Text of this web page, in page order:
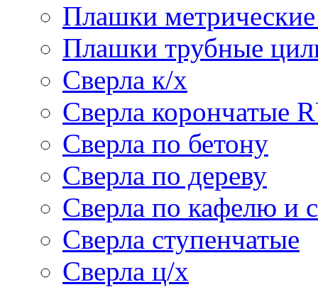
Плашки
Плашки трубные
Сверла к/х
Сверла корончатые
Сверла по бетону
Сверла по дереву
Сверла по кафелю и
Сверла ступенчатые
Сверла ц/х